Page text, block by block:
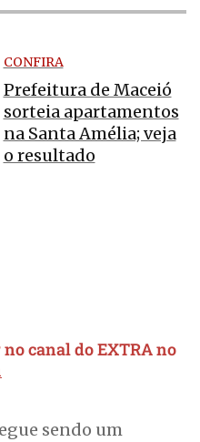
CONFIRA
Prefeitura de Maceió
sorteia apartamentos
na Santa Amélia; veja
o resultado
canal do EXTRA no
sendo um